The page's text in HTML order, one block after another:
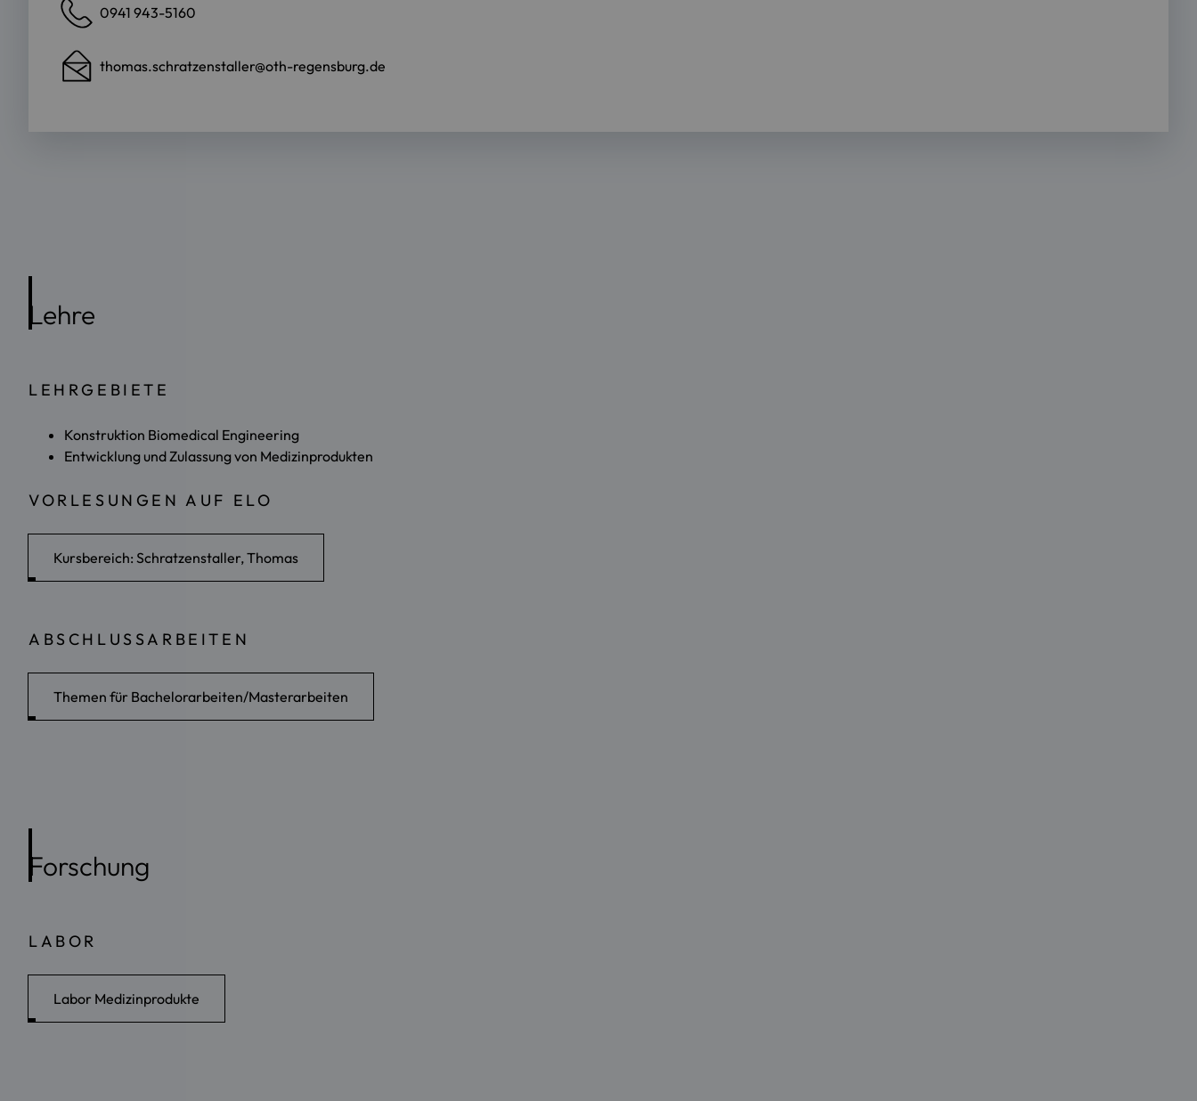
0941 943-5160
thomas.schratzenstaller@oth-regensburg.de
Lehre
LEHRGEBIETE
Konstruktion Biomedical Engineering
Entwicklung und Zulassung von Medizinprodukten
VORLESUNGEN AUF ELO
Kursbereich: Schratzenstaller, Thomas
ABSCHLUSSARBEITEN
Themen für Bachelorarbeiten/Masterarbeiten
Forschung
LABOR
Labor Medizinprodukte